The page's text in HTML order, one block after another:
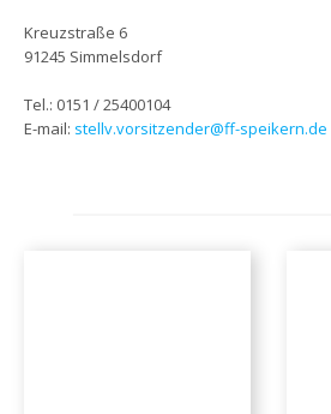
Kreuzstraße 6
91245 Simmelsdorf
Tel.: 0151 / 25400104
E-mail: stellv.vorsitzender@ff-speikern.de